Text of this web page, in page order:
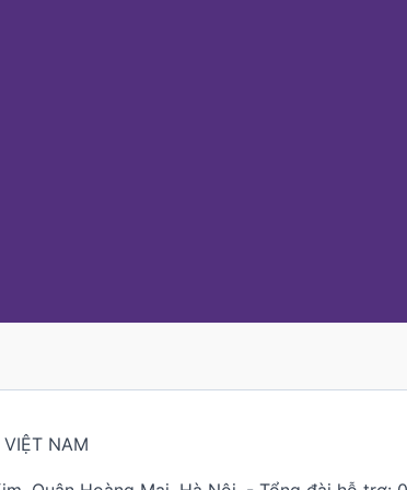
NAM